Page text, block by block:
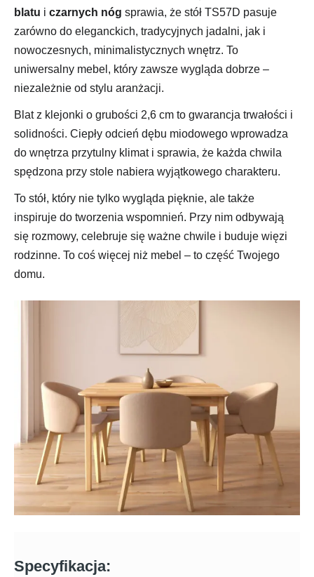
blatu i czarnych nóg sprawia, że stół TS57D pasuje
zarówno do eleganckich, tradycyjnych jadalni, jak i
nowoczesnych, minimalistycznych wnętrz. To
uniwersalny mebel, który zawsze wygląda dobrze –
niezależnie od stylu aranżacji.
Blat z klejonki o grubości 2,6 cm to gwarancja trwałości i
solidności. Ciepły odcień dębu miodowego wprowadza
do wnętrza przytulny klimat i sprawia, że każda chwila
spędzona przy stole nabiera wyjątkowego charakteru.
To stół, który nie tylko wygląda pięknie, ale także
inspiruje do tworzenia wspomnień. Przy nim odbywają
się rozmowy, celebruje się ważne chwile i buduje więzi
rodzinne. To coś więcej niż mebel – to część Twojego
domu.
Specyfikacja: